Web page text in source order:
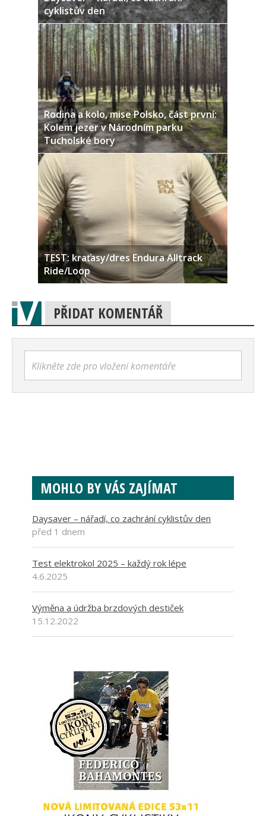
cyklistův den
Rodina a kolo, mise Polsko, část první:
Kolem jezer v Národním parku
Tucholské bory
TEST: kraťasy/dres Endura Alltrack
Ride/Loop
PŘIDAT KOMENTÁŘ
Klikněte zde pro vložení komentáře
MOHLO BY VÁS ZAJÍMAT
Daysaver – nářadí, co zachrání cyklistův den
před 1 dnem
Test elektrokol 2025 – každý rok lépe
4.6.2025
Výměna a údržba brzdových destiček
15.12.2022